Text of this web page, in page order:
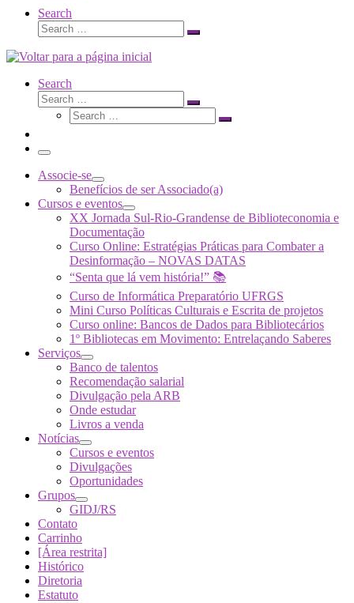
Search
Search
Search
Search
Search
Search
Search
Search
Menu
Associe-se
Benefícios de ser Associado(a)
Cursos e eventos
XX Jornada Sul-Rio-Grandense de Biblioteconomia e
Documentação
Curso Online: Estratégias Práticas para Combater a
Desinformação – NOVAS DATAS
“Senta que lá vem história!” 📚
Curso de Informática Preparatório UFRGS
Mini Curso Políticas Culturais e Escrita de projetos
Curso online: Bancos de Dados para Bibliotecários
1º Bibliotecas em Movimento: Entrelaçando Saberes
Serviços
Banco de talentos
Recomendação salarial
Divulgação pela ARB
Onde estudar
Livros a venda
Notícias
Cursos e eventos
Divulgações
Oportunidades
Grupos
GIDJ/RS
Contato
Carrinho
[Área restrita]
Histórico
Diretoria
Estatuto